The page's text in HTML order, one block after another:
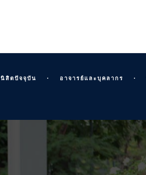
นิสิตปัจจุบัน อาจารย์และบุคลากร